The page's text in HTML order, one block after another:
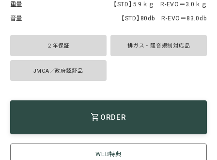
重量
【STD】5.9ｋｇ R-EVO＝3.0ｋｇ
音量
【STD】80db R-EVO＝83.0db
２年保証 排ガス・騒音規制対応品
JMCA／政府認証品
ORDER
WEB特典